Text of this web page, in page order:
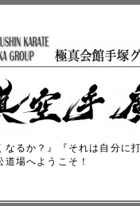
なるか？』『それは自分
場へようこそ！